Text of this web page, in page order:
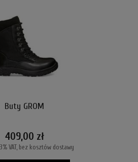
Buty GROM
409,00 zł
VAT, bez kosztów dostawy